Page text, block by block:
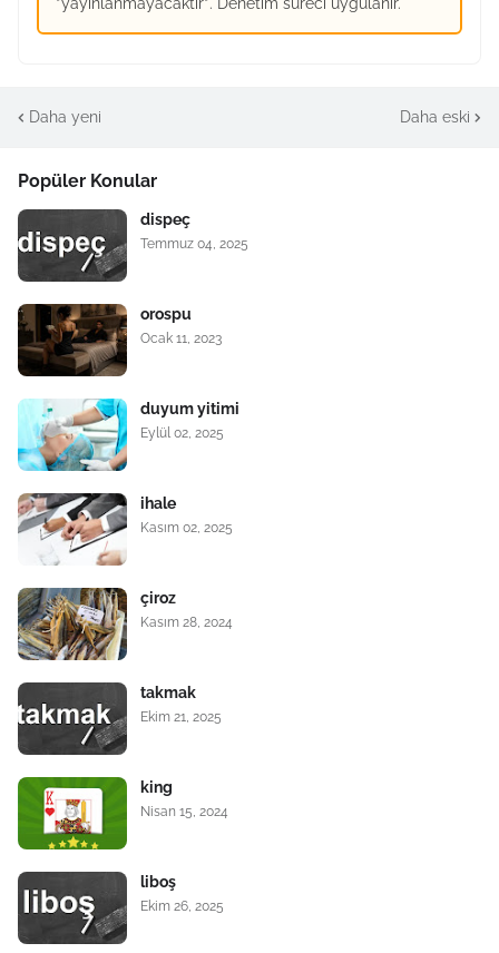
Daha yeni Daha eski
Popüler Konular
dispeç
Temmuz 04, 2025
orospu
Ocak 11, 2023
duyum yitimi
Eylül 02, 2025
ihale
Kasım 02, 2025
çiroz
Kasım 28, 2024
takmak
Ekim 21, 2025
king
Nisan 15, 2024
liboş
Ekim 26, 2025